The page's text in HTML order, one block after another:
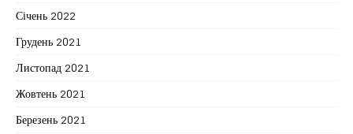
Січень 2022
Грудень 2021
Листопад 2021
Жовтень 2021
Березень 2021